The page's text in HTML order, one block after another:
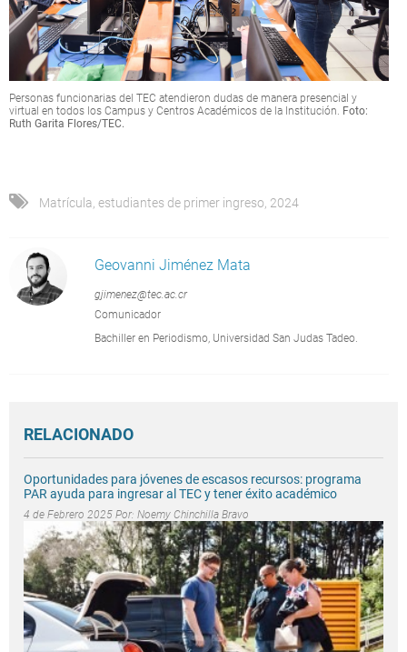
Personas funcionarias del TEC atendieron dudas de manera presencial y
virtual en todos los Campus y Centros Académicos de la Institución. Foto:
Ruth Garita Flores/TEC.
Matrícula estudiantes de primer ingreso 2024
Geovanni Jiménez Mata
gjimenez@tec.ac.cr
Comunicador
Bachiller en Periodismo, Universidad San Judas Tadeo.
RELACIONADO
Oportunidades para jóvenes de escasos recursos: programa
PAR ayuda para ingresar al TEC y tener éxito académico
4 de Febrero 2025 Por: Noemy Chinchilla Bravo